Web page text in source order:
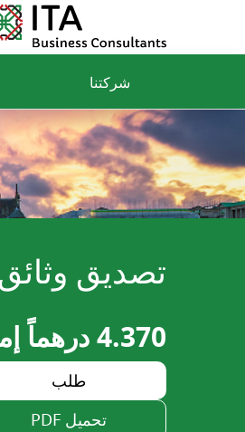
شركتنا
تصديق
4.370 درهماً إماراتياً
طلب
تحميل PDF